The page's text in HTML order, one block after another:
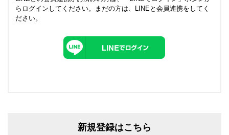
らログインしてください。まだの方は、
LINEと会員連携をしてく
ださい。
新規登録はこちら